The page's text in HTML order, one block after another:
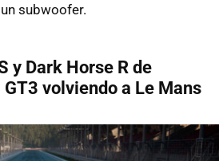
subwoofer.
y Dark Horse R de
volviendo a Le Mans